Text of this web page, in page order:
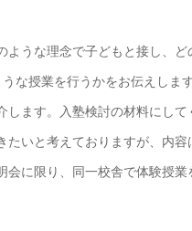
うな理念で子どもと接し、
な授業を行うかをお伝えしま
ます。入塾検討の材料にして
いと考えておりますが、内
に限り、同一校舎で体験授業